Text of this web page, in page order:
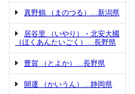
真野鶴 （まのつる）…新潟県
居谷里 （いやり）・北安大國
（ほくあんたいごく）…長野県
豊賀 （とよか）…長野県
開運 （かいうん）…静岡県